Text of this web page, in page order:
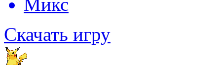
Скачать игру